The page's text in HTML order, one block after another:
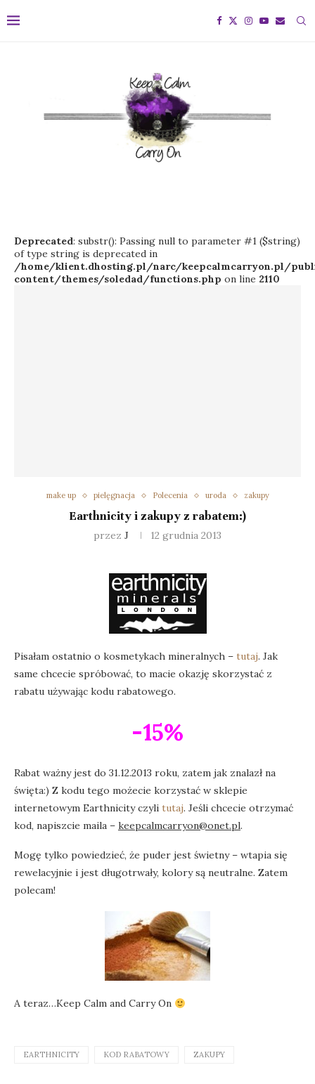
Deprecated: substr(): Passing null to parameter #1 ($string)
of type string is deprecated in
/home/klient.dhosting.pl/narc/keepcalmcarryon.pl/
content/themes/soledad/functions.php on line 2110
make up pielęgnacja Polecenia uroda zakupy
Earthnicity i zakupy z rabatem:)
przez J 12 grudnia 2013
Pisałam ostatnio o kosmetykach mineralnych – tutaj. Jak
same chcecie spróbować, to macie okazję skorzystać z
rabatu używając kodu rabatowego.
-15%
Rabat ważny jest do 31.12.2013 roku, zatem jak znalazł na
święta:) Z kodu tego możecie korzystać w sklepie
internetowym Earthnicity czyli tutaj. Jeśli chcecie otrzymać
kod, napiszcie maila – keepcalmcarryon@onet.pl.
Mogę tylko powiedzieć, że puder jest świetny – wtapia się
rewelacyjnie i jest długotrwały, kolory są neutralne. Zatem
polecam!
A teraz…Keep Calm and Carry On
EARTHNICITY KOD RABATOWY ZAKUPY